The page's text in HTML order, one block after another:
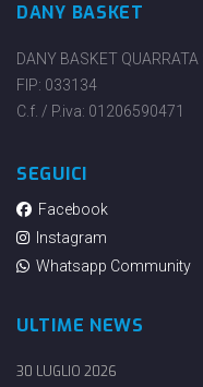
DANY BASKET
DANY BASKET QUARRATA
FIP: 033134
C.f. / P.iva: 01206590471
SEGUICI
Facebook
Instagram
Whatsapp Community
ULTIME NEWS
30 LUGLIO 2026